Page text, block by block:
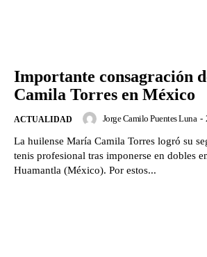
Importante consagración
Camila Torres en México
ACTUALIDAD Jorge Camilo Puentes Luna -
La huilense María Camila Torres logró su
tenis profesional tras imponerse en dobles
Huamantla (México). Por estos...